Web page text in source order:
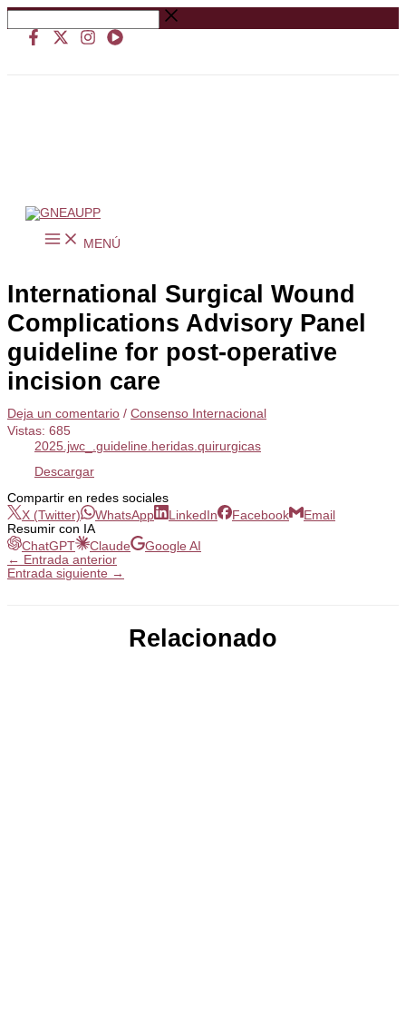
Ir
al
contenido
Buscar
…
MENÚ
International Surgical Wound
Complications Advisory Panel
guideline for post-operative
incision care
Deja un comentario / Consenso Internacional
Vistas: 685
2025.jwc_.guideline.heridas.quirurgicas
Descargar
Compartir en redes sociales
X (Twitter)
WhatsApp LinkedIn Facebook
Email
Resumir con IA
ChatGPT
Claude
Google AI
← Entrada anterior
Entrada siguiente →
Relacionado